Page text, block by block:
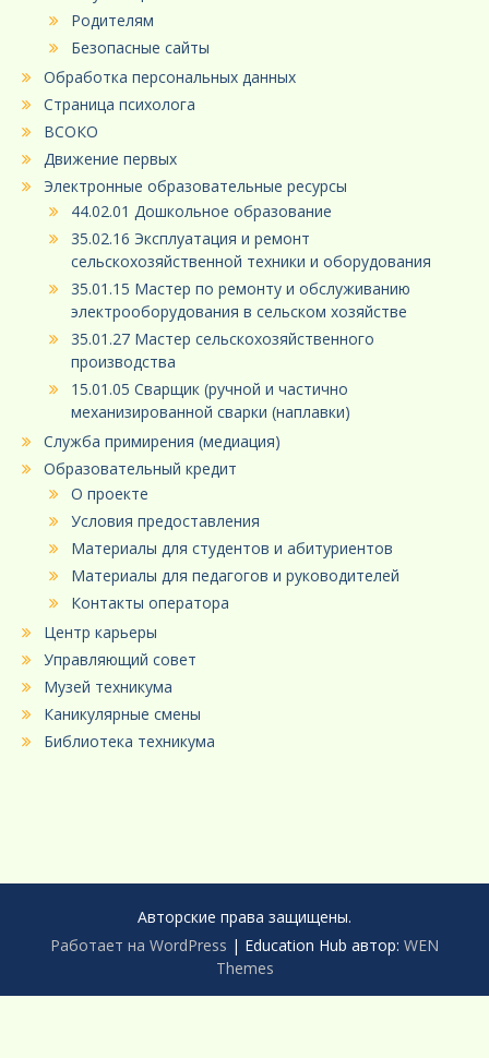
Родителям
Безопасные сайты
Обработка персональных данных
Страница психолога
ВСОКО
Движение первых
Электронные образовательные ресурсы
44.02.01 Дошкольное образование
35.02.16 Эксплуатация и ремонт
сельскохозяйственной техники и оборудования
35.01.15 Мастер по ремонту и обслуживанию
электрооборудования в сельском хозяйстве
35.01.27 Мастер сельскохозяйственного
производства
15.01.05 Сварщик (ручной и частично
механизированной сварки (наплавки)
Служба примирения (медиация)
Образовательный кредит
О проекте
Условия предоставления
Материалы для студентов и абитуриентов
Материалы для педагогов и руководителей
Контакты оператора
Центр карьеры
Управляющий совет
Музей техникума
Каникулярные смены
Библиотека техникума
Авторские права защищены.
Работает на WordPress | Education Hub автор: WEN
Themes